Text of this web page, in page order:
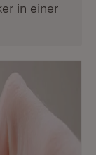
in einer